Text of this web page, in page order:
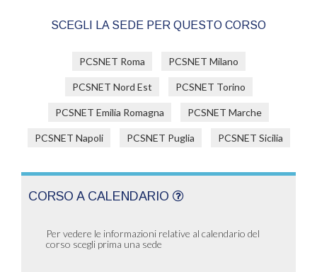
SCEGLI LA SEDE PER QUESTO CORSO
PCSNET Roma PCSNET Milano
PCSNET Nord Est PCSNET Torino
PCSNET Emilia Romagna PCSNET Marche
PCSNET Napoli PCSNET Puglia PCSNET Sicilia
CORSO A CALENDARIO
Per vedere le informazioni relative al calendario del
corso scegli prima una sede